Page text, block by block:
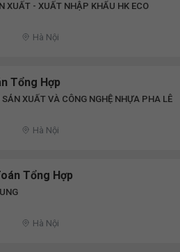
XUẤT - XUẤT NHẬP KHẨU HK ECO
Hà Nội
Tổng Hợp
XUẤT VÀ CÔNG NGHỆ NHỰA PHA LÊ
Hà Nội
Tổng Hợp
Hà Nội